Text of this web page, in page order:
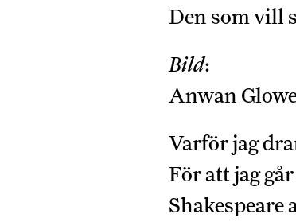
Den som vill
Bild:
Anwan
Varför jag
För att jag
Shakespeare